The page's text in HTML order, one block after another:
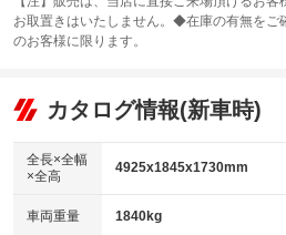
サンルーフ
：装備なし
リフトアップ
：装備なし
：装備なし
パワーウィンドウ
アイドリングストップ
：装備あり
TV：フルセグ
：装備あり
ビジュアル
：装備なし
：装備あり
革シート
キーレス
お取置きはいたしません。◆在庫の有無を
のお客様に限ります。
カタログ情報(新車時)
全長×全幅
×全高
4925x1845x1730mm
車両重量 1840kg